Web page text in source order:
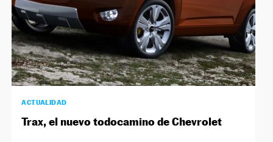
ACTUALIDAD
Trax, el nuevo todocamino de Chevrolet